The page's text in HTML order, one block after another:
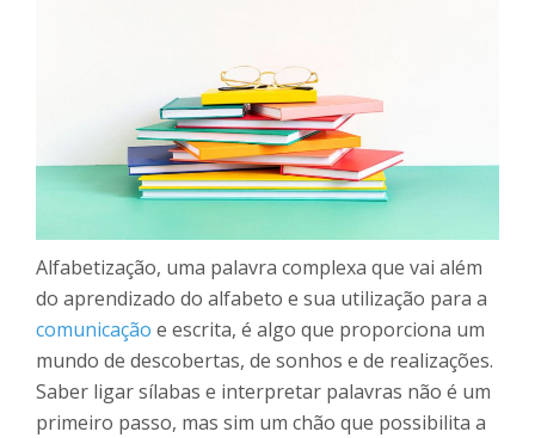
Alfabetização, uma palavra complexa que vai além
do aprendizado do alfabeto e sua utilização para a
comunicação e escrita, é algo que proporciona um
mundo de descobertas, de sonhos e de realizações.
Saber ligar sílabas e interpretar palavras não é um
primeiro passo, mas sim um chão que possibilita a